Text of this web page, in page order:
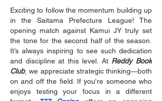
Exciting to follow the momentum building up
in the Saitama Prefecture League! The
opening match against Kamui JY truly set
the tone for the second half of the season.
It’s always inspiring to see such dedication
and discipline at this level. At Reddy Book
Club, we appreciate strategic thinking—both
on and off the field. If you're someone who
enjoys testing your focus in a different